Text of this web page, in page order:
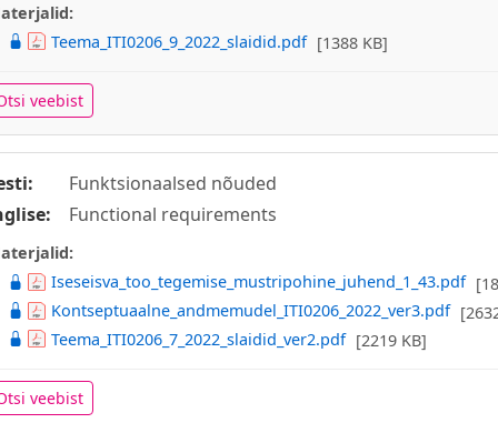
Teema_ITI0206_9_2022_slaidid.pdf [1388 KB]
veebist
Funktsionaalsed nõuded
Functional requirements
Iseseisva_too_tegemise_mustripohine_juhend_1_43.pdf
Kontseptuaalne_andmemudel_ITI0206_2022_ver3.pdf
Teema_ITI0206_7_2022_slaidid_ver2.pdf [2219 KB]
veebist